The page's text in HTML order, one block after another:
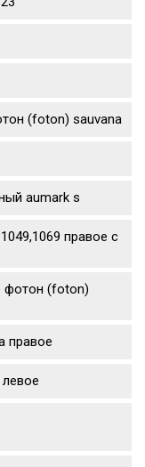
(foton) sauvana
aumark s
правое с
фотон (foton)
правое